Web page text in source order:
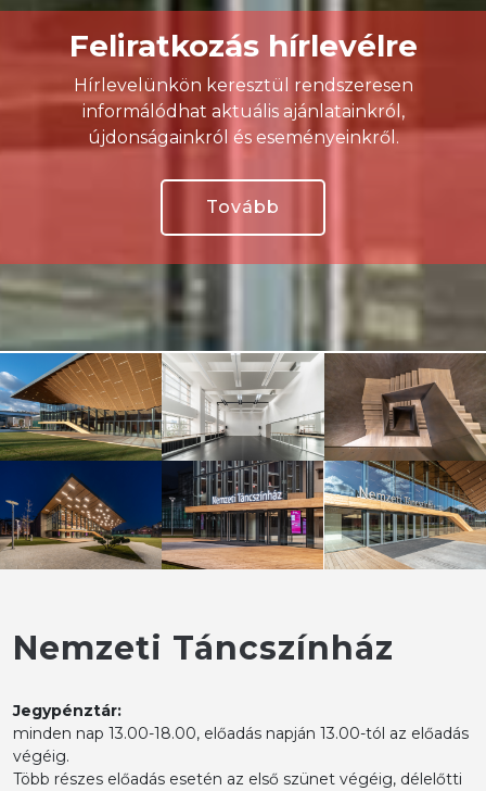
Feliratkozás hírlevélre
Hírlevelünkön keresztül rendszeresen
informálódhat aktuális ajánlatainkról,
újdonságainkról és eseményeinkről.
Tovább
Nemzeti Táncszínház
Jegypénztár:
minden nap 13.00-18.00, előadás napján 13.00-tól az előadás
végéig.
Több részes előadás esetén az első szünet végéig, délelőtti